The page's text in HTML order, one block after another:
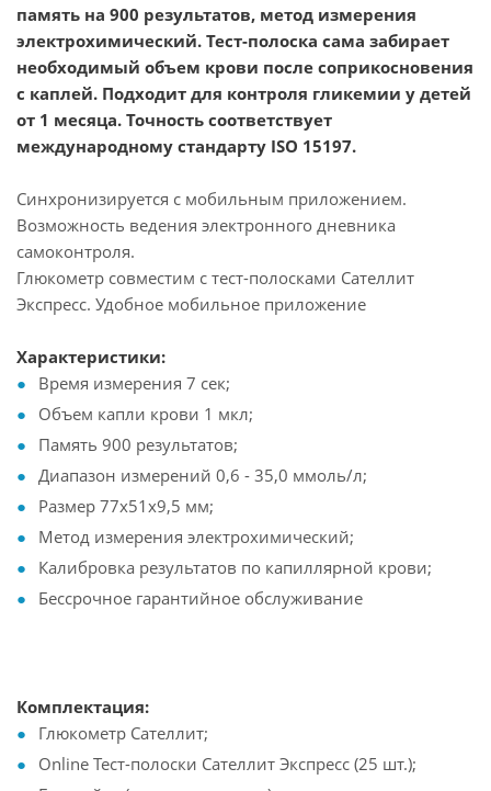
память на 900 результатов, метод измерения
электрохимический. Тест-полоска сама забирает
необходимый объем крови после соприкосновения
с каплей. Подходит для контроля гликемии у детей
от 1 месяца. Точность соответствует
международному стандарту ISO 15197.
Синхронизируется с мобильным приложением.
Возможность ведения электронного дневника
самоконтроля.
Глюкометр совместим с тест-полосками Сателлит
Экспресс. Удобное мобильное приложение
Характеристики:
Время измерения 7 сек;
Объем капли крови 1 мкл;
Память 900 результатов;
Диапазон измерений 0,6 - 35,0 ммоль/л;
Размер 77х51х9,5 мм;
Метод измерения электрохимический;
Калибровка результатов по капиллярной крови;
Бессрочное гарантийное обслуживание
Комплектация:
Глюкометр Сателлит;
Online Тест-полоски Сателлит Экспресс (25 шт.);